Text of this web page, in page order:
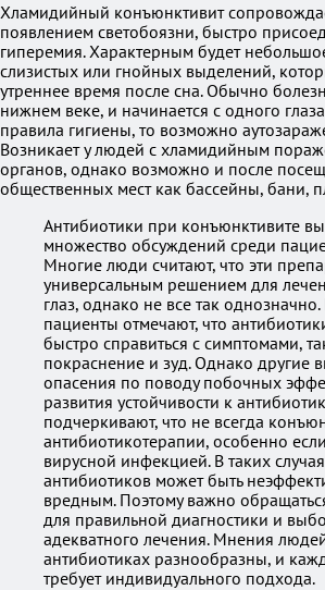
Хламидийный конъюнктивит
появлением светобоязни, быстро
гиперемия. Характерным будет
слизистых или гнойных выделений,
утреннее время после сна. Обычно
нижнем веке, и начинается с одного
правила гигиены, то возможно
Возникает у людей с хламидийным
органов, однако возможно и после
общественных мест как бассейны, бани,
Антибиотики при конъюнктивите
множество обсуждений среди
Многие люди считают, что эти
универсальным решением для
глаз, однако не все так
пациенты отмечают, что
быстро справиться с симптомами,
покраснение и зуд. Однако другие
опасения по поводу побочных
развития устойчивости к
подчеркивают, что не всегда
антибиотикотерапии, особенно
вирусной инфекцией. В таких
антибиотиков может быть
вредным. Поэтому важно
для правильной диагностики и
адекватного лечения. Мнения
антибиотиках разнообразны, и
требует индивидуального подхода.